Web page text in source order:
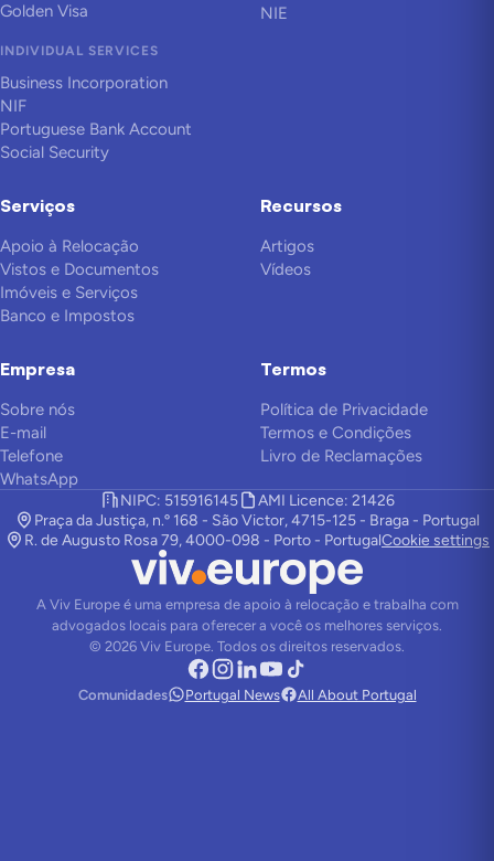
Golden Visa
INDIVIDUAL SERVICES
Business Incorporation
NIF
Portuguese Bank Account
Social Security
NIE
Serviços
Apoio à Relocação
Vistos e Documentos
Imóveis e Serviços
Banco e Impostos
Recursos
Artigos
Vídeos
Empresa
Sobre nós
E-mail
Telefone
WhatsApp
Termos
Política de Privacidade
Termos e Condições
Livro de Reclamações
NIPC: 515916145
AMI Licence: 21426
Praça da Justiça, n.º 168 - São Victor, 4715-125 - Braga - Portugal
R. de Augusto Rosa 79, 4000-098 - Porto - PortugalCookie settings
A Viv Europe é uma empresa de apoio à relocação e trabalha com
advogados locais para oferecer a você os melhores serviços.
© 2026 Viv Europe. Todos os direitos reservados.
Comunidades Portugal News All About Portugal